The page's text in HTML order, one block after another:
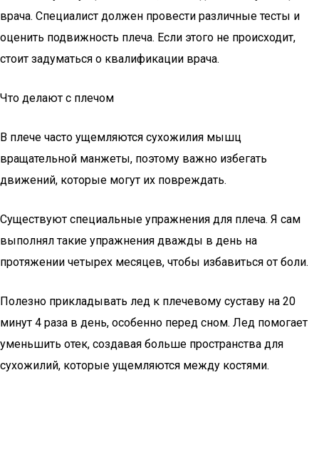
врача. Специалист должен провести различные тесты и
оценить подвижность плеча. Если этого не происходит,
стоит задуматься о квалификации врача.
Что делают с плечом
В плече часто ущемляются сухожилия мышц
вращательной манжеты, поэтому важно избегать
движений, которые могут их повреждать.
Существуют специальные упражнения для плеча. Я сам
выполнял такие упражнения дважды в день на
протяжении четырех месяцев, чтобы избавиться от боли.
Полезно прикладывать лед к плечевому суставу на 20
минут 4 раза в день, особенно перед сном. Лед помогает
уменьшить отек, создавая больше пространства для
сухожилий, которые ущемляются между костями.